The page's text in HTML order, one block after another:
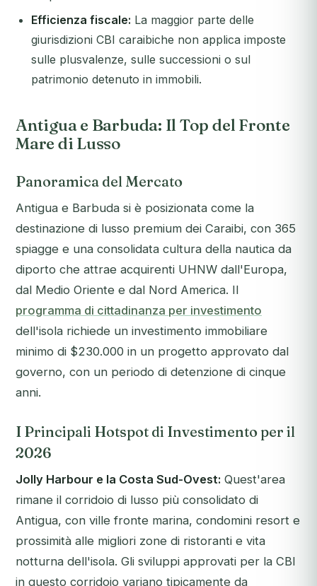
Efficienza fiscale: La maggior parte delle
giurisdizioni CBI caraibiche non applica imposte
sulle plusvalenze, sulle successioni o sul
patrimonio detenuto in immobili.
Antigua e Barbuda: Il Top del Fronte
Mare di Lusso
Panoramica del Mercato
Antigua e Barbuda si è posizionata come la
destinazione di lusso premium dei Caraibi, con 365
spiagge e una consolidata cultura della nautica da
diporto che attrae acquirenti UHNW dall'Europa,
dal Medio Oriente e dal Nord America. Il
programma di cittadinanza per investimento
dell'isola richiede un investimento immobiliare
minimo di $230.000 in un progetto approvato dal
governo, con un periodo di detenzione di cinque
anni.
I Principali Hotspot di Investimento per il
2026
Jolly Harbour e la Costa Sud-Ovest: Quest'area
rimane il corridoio di lusso più consolidato di
Antigua, con ville fronte marina, condomini resort e
prossimità alle migliori zone di ristoranti e vita
notturna dell'isola. Gli sviluppi approvati per la CBI
in questo corridoio variano tipicamente da